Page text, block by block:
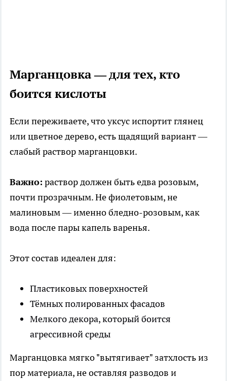
Марганцовка — для тех, кто
боится кислоты
Если переживаете, что уксус испортит глянец
или цветное дерево, есть щадящий вариант —
слабый раствор марганцовки.
Важно: раствор должен быть едва розовым,
почти прозрачным. Не фиолетовым, не
малиновым — именно бледно-розовым, как
вода после пары капель варенья.
Этот состав идеален для:
Пластиковых поверхностей
Тёмных полированных фасадов
Мелкого декора, который боится
агрессивной среды
Марганцовка мягко "вытягивает" затхлость из
пор материала, не оставляя разводов и